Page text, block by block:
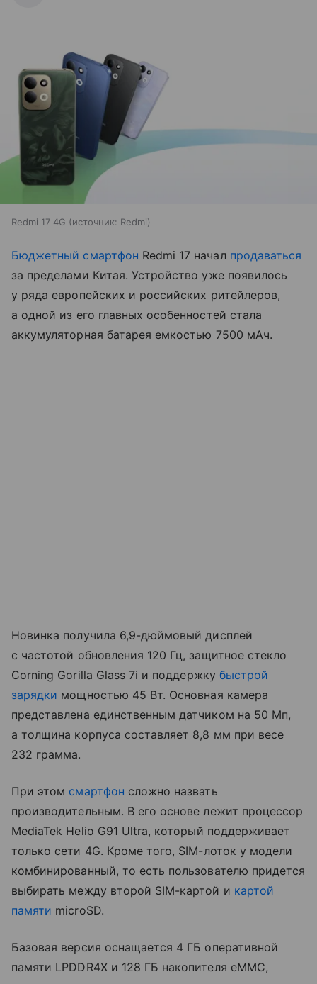
Redmi 17 4G источник: Redmi
Бюджетный смартфон Redmi 17 начал продаваться
за пределами Китая. Устройство уже появилось
у ряда европейских и российских ритейлеров,
а одной из его главных особенностей стала
аккумуляторная батарея емкостью 7500 мАч.
Новинка получила 6,9-дюймовый дисплей
с частотой обновления 120 Гц, защитное стекло
Corning Gorilla Glass 7i и поддержку быстрой
зарядки мощностью 45 Вт. Основная камера
представлена единственным датчиком на 50 Мп,
а толщина корпуса составляет 8,8 мм при весе
232 грамма.
При этом смартфон сложно назвать
производительным. В его основе лежит процессор
MediaTek Helio G91 Ultra, который поддерживает
только сети 4G. Кроме того, SIM-лоток у модели
комбинированный, то есть пользователю придется
выбирать между второй SIM-картой и картой
памяти microSD.
Базовая версия оснащается 4 ГБ оперативной
памяти LPDDR4X и 128 ГБ накопителя eMMC,